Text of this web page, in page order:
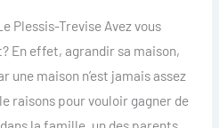
Plessis-Trevise Avez vous
En effet, agrandir sa maison,
une maison n’est jamais assez
raisons pour vouloir gagner de